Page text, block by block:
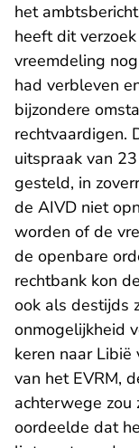
het
heeft dit
vreemdeling
had verbleven
bijzondere
rechtvaardigen.
uitspraak van
gesteld, in
de AIVD niet
worden of de
de openbare
rechtbank kon
ook als destijds
onmogelijkheid
keren naar
van het EVRM,
achterwege zou
oordeelde dat